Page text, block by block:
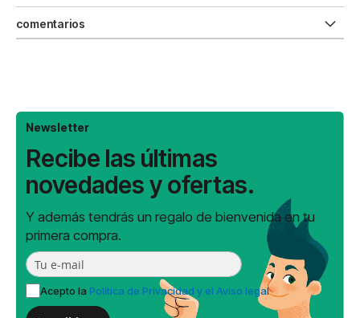
comentarios
Newsletter
Recibe las últimas
novedades y ofertas.
Y además tendrás un regalo de bienvenida en tu
primera compra.
Acepto la Política de Privacidad y el Aviso legal